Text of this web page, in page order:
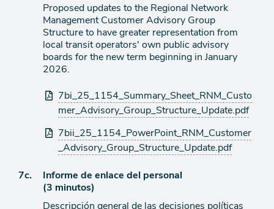
Proposed updates to the Regional Network
Management Customer Advisory Group
Structure to have greater representation from
local transit operators' own public advisory
boards for the new term beginning in January
2026.
Archivos
adjuntos
7bi_25_1154_Summary_Sheet_RNM_Custo
mer_Advisory_Group_Structure_Update.pdf
7bii_25_1154_PowerPoint_RNM_Customer
_Advisory_Group_Structure_Update.pdf
Ítem
7c.
Informe de enlace del personal
(3 minutos)
Descripción general de las decisiones políticas